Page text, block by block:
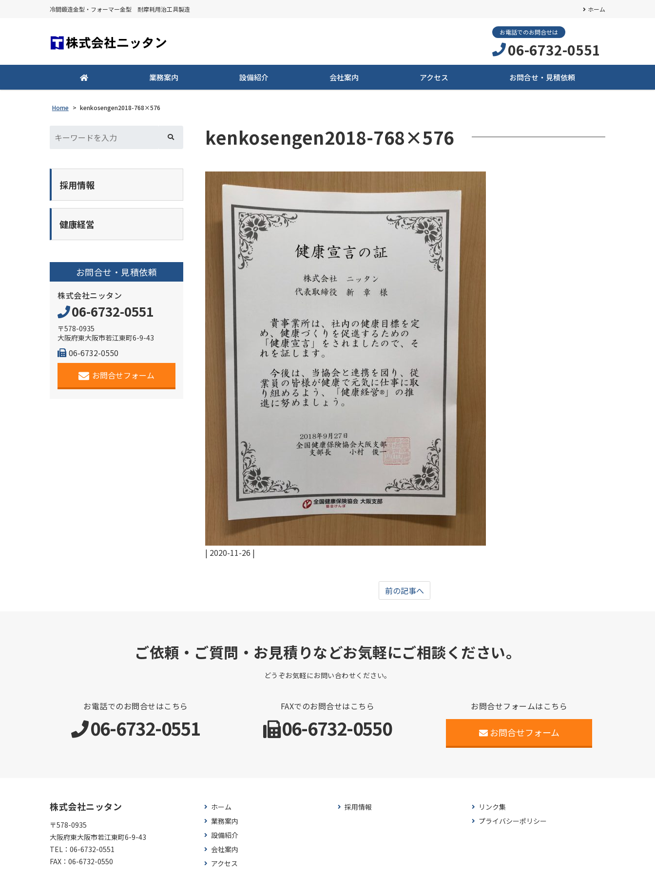
冷間鍛造金型・フォーマー金型 耐摩耗用治工具製造 ホーム
お電話でのお問合せは
06-6732-0551
業務案内 設備紹介 会社案内 アクセス お問合せ・見積依頼
Home > kenkosengen2018-768×576
kenkosengen2018-768×576
| 2020-11-26 |
前の記事へ
採用情報
健康経営
お問合せ・見積依頼
株式会社ニッタン
06-6732-0551
〒578-0935
大阪府東大阪市若江東町6-9-43
06-6732-0550
お問合せフォーム
ご依頼・ご質問・お見積りなどお気軽にご相談ください。
どうぞお気軽にお問い合わせください。
お電話でのお問合せはこちら
06-6732-0551
FAXでのお問合せはこちら
06-6732-0550
お問合せフォームはこちら
お問合せフォーム
株式会社ニッタン
〒578-0935
大阪府東大阪市若江東町6-9-43
TEL： 06-6732-0551
FAX： 06-6732-0550
ホーム
業務案内
設備紹介
会社案内
アクセス
採用情報
リンク集
プライバシーポリシー